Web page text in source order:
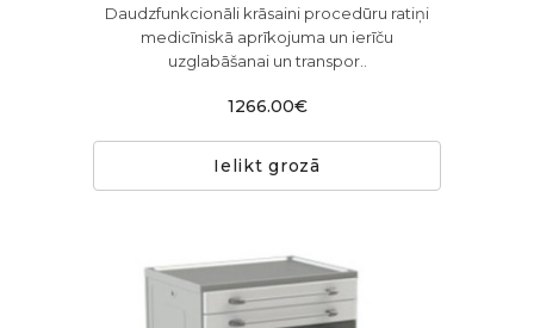
Daudzfunkcionāli krāsaini procedūru ratiņi
medicīniskā aprīkojuma un ierīču
uzglabāšanai un transpor..
1266.00€
Ielikt grozā